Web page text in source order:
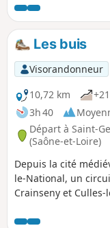
remarquable
Burgundia qui
Montereau-Fault-
Les buis
Visorandonneur
10,72 km
3h 40
Départ à Saint-
(Saône-et-Loire)
Depuis la cité
le-National, un
Crainseny et Culles-